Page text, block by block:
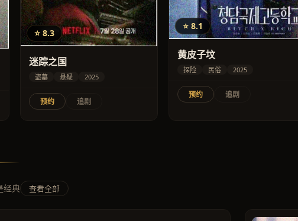
⭐ 8.3
迷踪之国
盗墓 悬疑 2025
预约 追剧
⭐ 8.1
黄皮子坟
探险 民俗 2025
预约 追剧
经典 查看全部